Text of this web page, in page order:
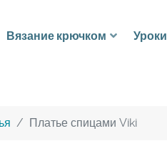
Вязание крючком Уроки
Платье спицами Viki